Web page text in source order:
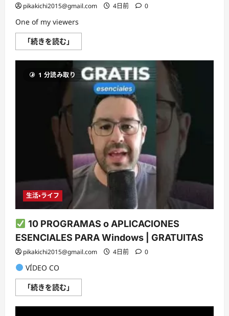
pikakichi2015@gmail.com 4日前 0
One of my viewers
「続きを読む」
Is
So
built
my
streaming
service
ら
に
読
む
1 分読み取り
生活・ライフ
10 PROGRAMAS o APLICACIONES
ESENCIALES PARA Windows | GRATUITAS
pikakichi2015@gmail.com 4日前 0
VÍDEO CO
「続きを読む」
10
o